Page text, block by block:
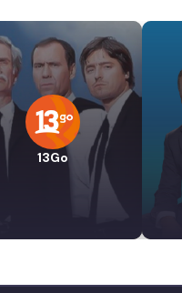
13Go